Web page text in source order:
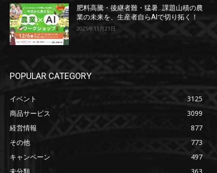
肥料高騰・後継者難・猛暑…課題山積の農
業の未来を、生産者自らAIで切り拓く！
2025年11月21日
POPULAR CATEGORY
イベント
3125
商品サービス
3099
経営情報
877
その他
773
キャンペーン
497